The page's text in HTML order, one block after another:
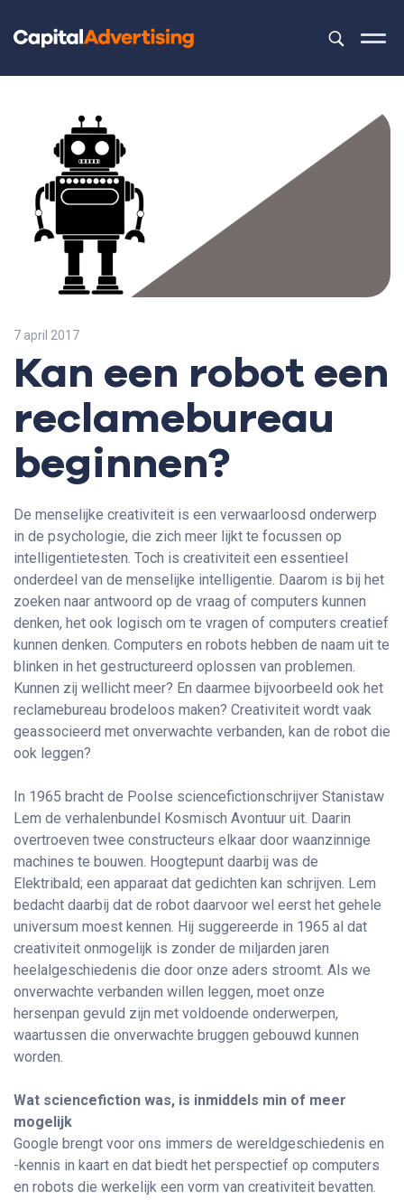
Dit is een
Er zijn
7 april 2017
Kan een robot een
reclamebureau
beginnen?
De menselijke creativiteit is een verwaarloosd onderwerp
in de psychologie, die zich meer lijkt te focussen op
intelligentietesten. Toch is creativiteit een essentieel
onderdeel van de menselijke intelligentie. Daarom is bij het
zoeken naar antwoord op de vraag of computers kunnen
denken, het ook logisch om te vragen of computers creatief
kunnen denken. Computers en robots hebben de naam uit te
blinken in het gestructureerd oplossen van problemen.
Kunnen zij wellicht meer? En daarmee bijvoorbeeld ook het
reclamebureau brodeloos maken? Creativiteit wordt vaak
geassocieerd met onverwachte verbanden, kan de robot die
ook leggen?
In 1965 bracht de Poolse sciencefictionschrijver Stanistaw
Lem de verhalenbundel Kosmisch Avontuur uit. Daarin
overtroeven twee constructeurs elkaar door waanzinnige
machines te bouwen. Hoogtepunt daarbij was de
Elektribald; een apparaat dat gedichten kan schrijven. Lem
bedacht daarbij dat de robot daarvoor wel eerst het gehele
universum moest kennen. Hij suggereerde in 1965 al dat
creativiteit onmogelijk is zonder de miljarden jaren
heelalgeschiedenis die door onze aders stroomt. Als we
onverwachte verbanden willen leggen, moet onze
hersenpan gevuld zijn met voldoende onderwerpen,
waartussen die onverwachte bruggen gebouwd kunnen
worden.
Wat sciencefiction was, is inmiddels min of meer
mogelijk
Google brengt voor ons immers de wereldgeschiedenis en
-kennis in kaart en dat biedt het perspectief op computers
en robots die werkelijk een vorm van creativiteit bevatten.